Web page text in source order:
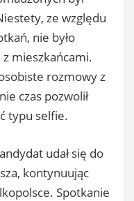
ze względu
nie było
mieszkańcami.
rozmowy z
czas pozwolił
typu selfie.
udał się do
kontynuując
Spotkanie